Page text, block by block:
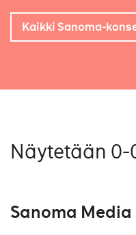
Kaikki Sanoma-
Näytetään 0-
Sanoma